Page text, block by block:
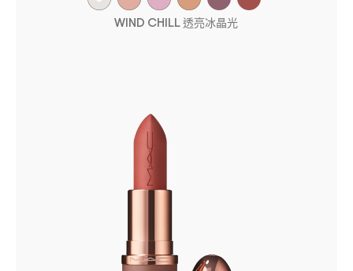
WIND CHILL 透亮冰晶光